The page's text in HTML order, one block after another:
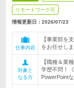
リモートワーク可
情報更新日：2026/07/23
仕事内容
【事業部を
をお任せしま
対象と
なる方
【職種＆業
学歴不問！
PowerPoint